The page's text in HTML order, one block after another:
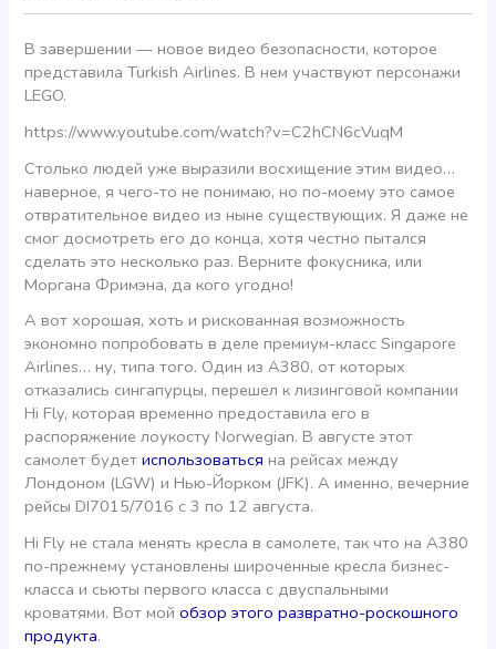
В завершении — новое видео безопасности, которое
представила Turkish Airlines. В нем участвуют персонажи
LEGO.
https://www.youtube.com/watch?v=C2hCN6cVuqM
Столько людей уже выразили восхищение этим видео…
наверное, я чего-то не понимаю, но по-моему это самое
отвратительное видео из ныне существующих. Я даже не
смог досмотреть его до конца, хотя честно пытался
сделать это несколько раз. Верните фокусника, или
Моргана Фримэна, да кого угодно!
А вот хорошая, хоть и рискованная возможность
экономно попробовать в деле премиум-класс Singapore
Airlines… ну, типа того. Один из А380, от которых
отказались сингапурцы, перешел к лизинговой компании
Hi Fly, которая временно предоставила его в
распоряжение лоукосту Norwegian. В августе этот
самолет будетиспользоваться на рейсах между
Лондоном (LGW) и Нью-Йорком (JFK). А именно, вечерние
рейсы DI7015/7016 с 3 по 12 августа.
Hi Fly не стала менять кресла в самолете, так что на А380
по-прежнему установлены широченные кресла бизнес-
класса и сьюты первого класса с двуспальными
кроватями. Вот мойобзор этого развратно-роскошного
продукта.